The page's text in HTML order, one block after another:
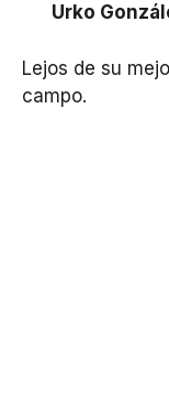
Urko
Lejos de su
campo.